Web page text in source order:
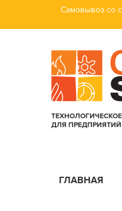
Самовывоз со
ДЛЯ
ГЛАВНАЯ